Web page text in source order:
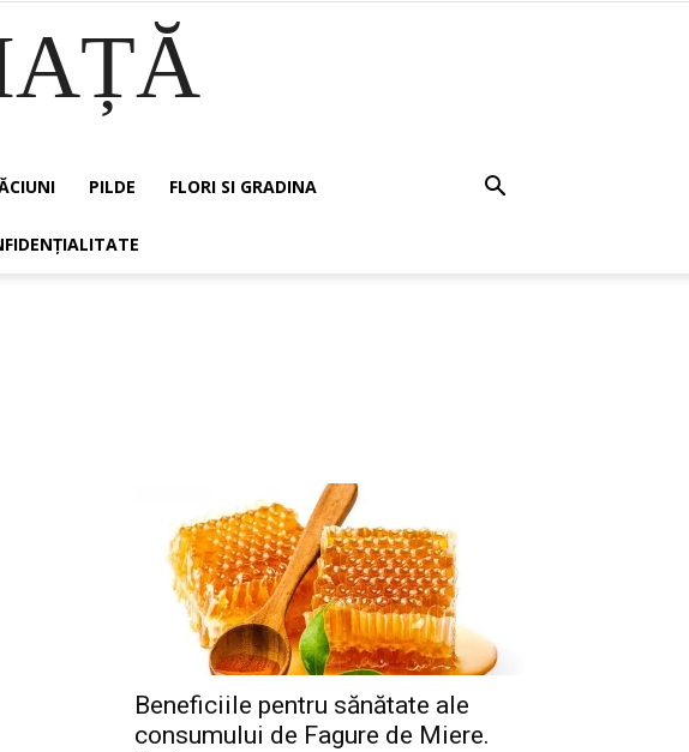
PILDE FLORI SI GRADINA
Beneficiile pentru sănătate ale
consumului de Fagure de Miere.